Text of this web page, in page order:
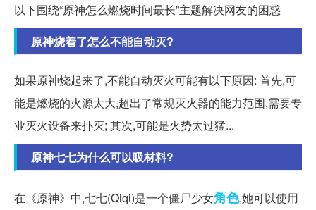
以下围绕“原神怎么燃烧时间最长”主题解决网友的困惑
原神烧着了怎么不能自动灭?
如果原神烧起来了,不能自动灭火可能有以下原因: 首先,可
能是燃烧的火源太大,超出了常规灭火器的能力范围,需要专
业灭火设备来扑灭; 其次,可能是火势太过猛...
原神七七为什么可以吸材料?
在《原神》中,七七(Qiqi)是一个僵尸少女角色,她可以使用